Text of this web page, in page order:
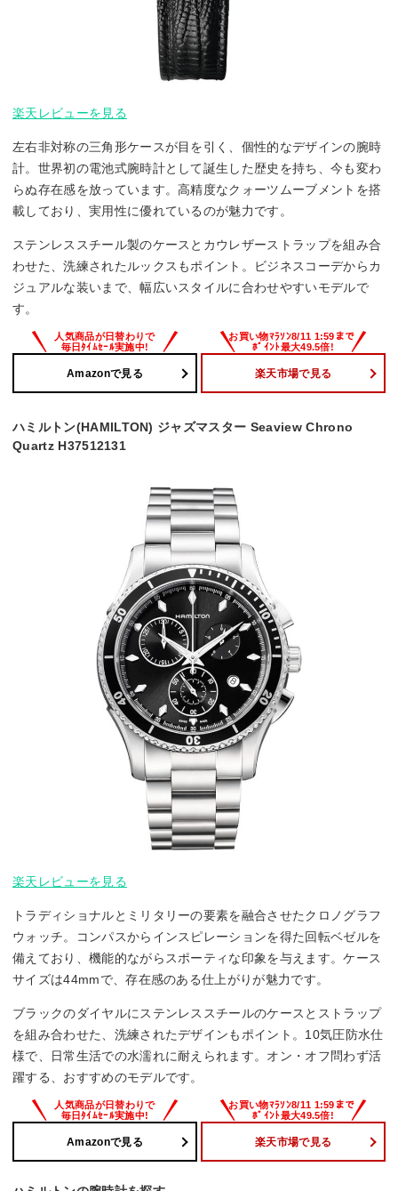
楽天レビューを見る
左右非対称の三角形ケースが目を引く、個性的なデザインの腕時
計。世界初の電池式腕時計として誕生した歴史を持ち、今も変わ
らぬ存在感を放っています。高精度なクォーツムーブメントを搭
載しており、実用性に優れているのが魅力です。
ステンレススチール製のケースとカウレザーストラップを組み合
わせた、洗練されたルックスもポイント。ビジネスコーデからカ
ジュアルな装いまで、幅広いスタイルに合わせやすいモデルで
す。
Amazonで見る 楽天市場で見る
ハミルトン(HAMILTON) ジャズマスター Seaview Chrono
Quartz H37512131
楽天レビューを見る
トラディショナルとミリタリーの要素を融合させたクロノグラフ
ウォッチ。コンパスからインスピレーションを得た回転ベゼルを
備えており、機能的ながらスポーティな印象を与えます。ケース
サイズは44mmで、存在感のある仕上がりが魅力です。
ブラックのダイヤルにステンレススチールのケースとストラップ
を組み合わせた、洗練されたデザインもポイント。10気圧防水仕
様で、日常生活での水濡れに耐えられます。オン・オフ問わず活
躍する、おすすめのモデルです。
Amazonで見る 楽天市場で見る